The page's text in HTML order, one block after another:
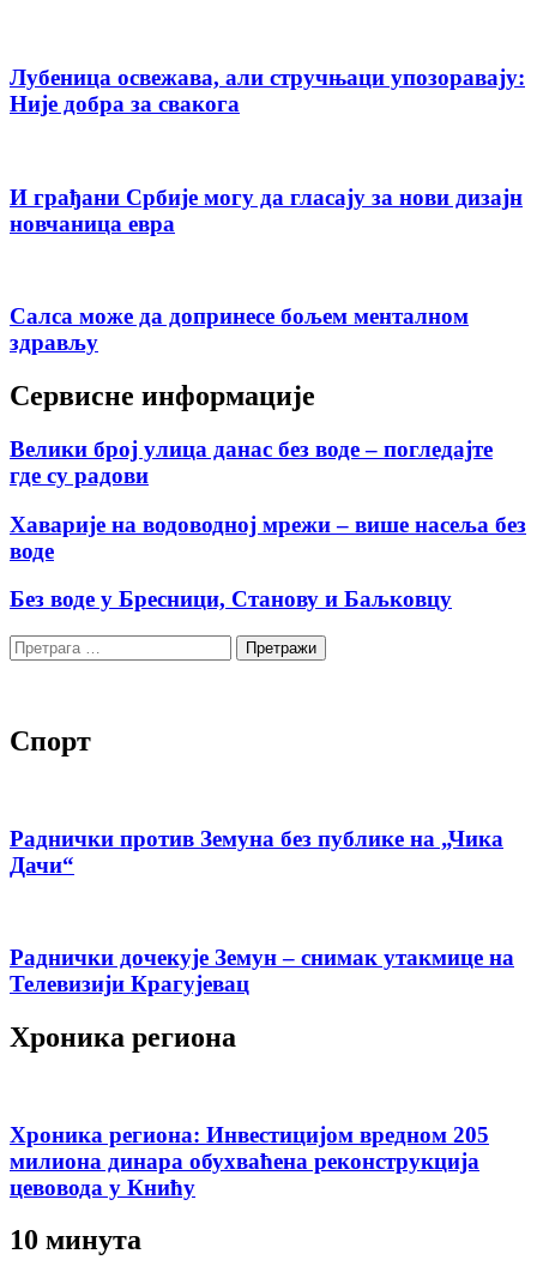
Лубеница освежава, али стручњаци упозоравају:
Није добра за свакога
И грађани Србије могу да гласају за нови дизајн
новчаница евра
Салса може да допринесе бољем менталном
здрављу
Сервисне информације
Велики број улица данас без воде – погледајте
где су радови
Хаварије на водоводној мрежи – више насеља без
воде
Без воде у Бресници, Станову и Баљковцу
Претрага
за:
Спорт
Раднички против Земуна без публике на „Чика
Дачи“
Раднички дочекује Земун – снимак утакмице на
Телевизији Крагујевац
Хроника региона
Хроника региона: Инвестицијом вредном 205
милиона динара обухваћена реконструкција
цевовода у Книћу
10 минута